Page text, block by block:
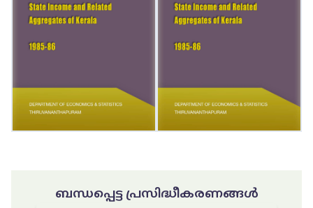
ബന്ധപ്പെട്ട പ്രസിദ്ധീകരണങ്ങൾ